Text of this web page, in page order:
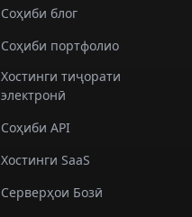
Соҳиби блог
Соҳиби портфолио
Хостинги тиҷорати
электронӣ
Соҳиби API
Хостинги SaaS
Серверҳои Бозӣ